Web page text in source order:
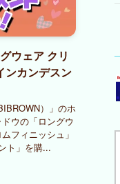
ウェア クリ
ンカンデスン
）」のホ
ウの「ロングウ
フィニッシュ」
ト」を購...